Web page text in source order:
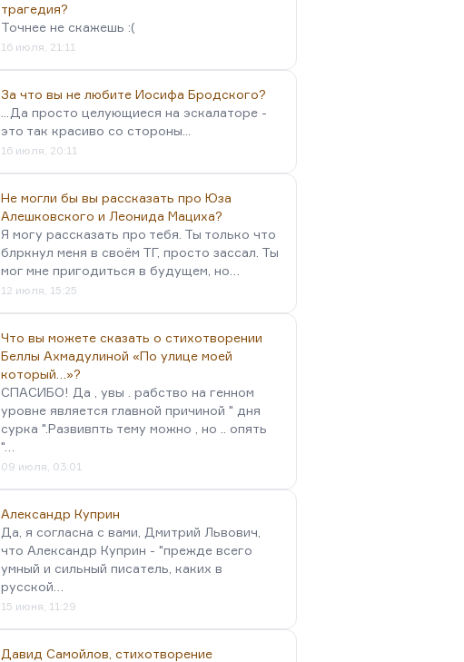
трагедия?
Точнее не скажешь :(
16 июля, 21:11
За что вы не любите Иосифа Бродского?
...Да просто целующиеся на эскалаторе -
это так красиво со стороны...
16 июля, 20:11
Не могли бы вы рассказать про Юза
Алешковского и Леонида Мациха?
Я могу рассказать про тебя. Ты только что
блркнул меня в своём ТГ, просто зассал. Ты
мог мне пригодиться в будущем, но…
12 июля, 15:25
Что вы можете сказать о стихотворении
Беллы Ахмадулиной «По улице моей
который…»?
СПАСИБО! Да , увы . рабство на генном
уровне является главной причиной " дня
сурка ".Развивпть тему можно , но .. опять
"…
09 июля, 03:01
Александр Куприн
Да, я согласна с вами, Дмитрий Львович,
что Александр Куприн - "прежде всего
умный и сильный писатель, каких в
русской…
15 июня, 11:29
Давид Самойлов, стихотворение